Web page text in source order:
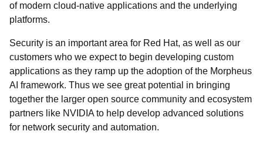
of modern cloud-native applications and the underlying
platforms.
Security is an important area for Red Hat, as well as our
customers who we expect to begin developing custom
applications as they ramp up the adoption of the Morpheus
AI framework. Thus we see great potential in bringing
together the larger open source community and ecosystem
partners like NVIDIA to help develop advanced solutions
for network security and automation.